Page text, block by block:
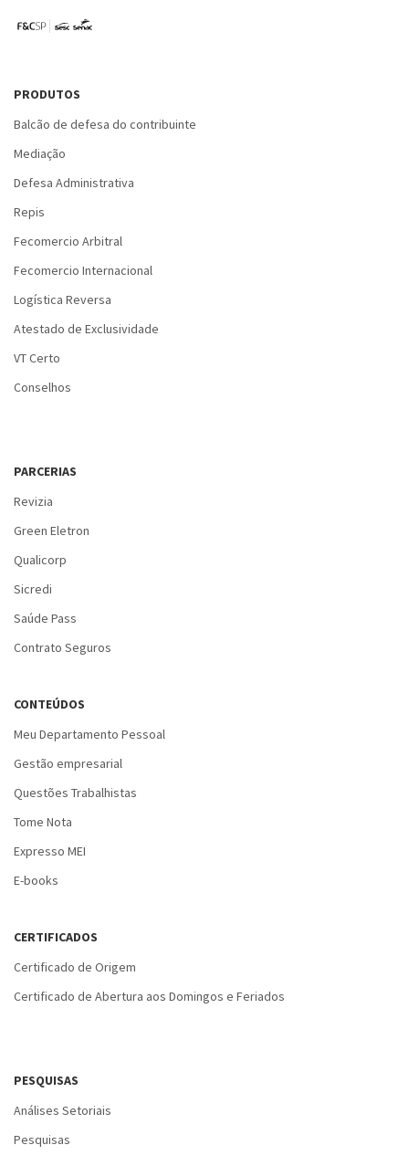
PRODUTOS
Balcão de defesa do contribuinte
Mediação
Defesa Administrativa
Repis
Fecomercio Arbitral
Fecomercio Internacional
Logística Reversa
Atestado de Exclusividade
VT Certo
Conselhos
PARCERIAS
Revizia
Green Eletron
Qualicorp
Sicredi
Saúde Pass
Contrato Seguros
CONTEÚDOS
Meu Departamento Pessoal
Gestão empresarial
Questões Trabalhistas
Tome Nota
Expresso MEI
E-books
CERTIFICADOS
Certificado de Origem
Certificado de Abertura aos Domingos e Feriados
PESQUISAS
Análises Setoriais
Pesquisas